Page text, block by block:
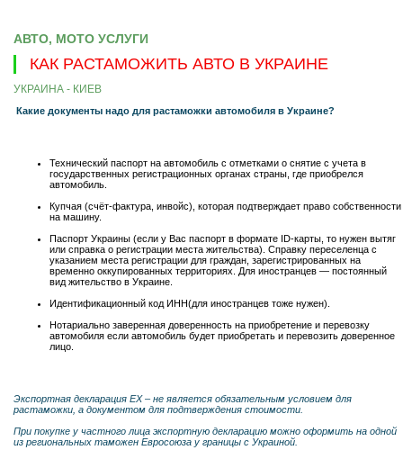
АВТО, МОТО УСЛУГИ
КАК РАСТАМОЖИТЬ АВТО В УКРАИНЕ
УКРАИНА - КИЕВ
Какие документы надо для растаможки автомобиля в Украине?
Технический паспорт на автомобиль с отметками о снятие с учета в
государственных регистрационных органах страны, где приобрелся
автомобиль.
Купчая (счёт-фактура, инвойс), которая подтверждает право собственности
на машину.
Паспорт Украины (если у Вас паспорт в формате ID-карты, то нужен вытяг
или справка о регистрации места жительства). Справку переселенца с
указанием места регистрации для граждан, зарегистрированных на
временно оккупированных территориях. Для иностранцев — постоянный
вид жительство в Украине.
Идентификационный код ИНН(для иностранцев тоже нужен).
Нотариально заверенная доверенность на приобретение и перевозку
автомобиля если автомобиль будет приобретать и перевозить доверенное
лицо.
Экспортная декларация EX – не является обязательным условием для
растаможки, а документом для подтверждения стоимости.
При покупке у частного лица экспортную декларацию можно оформить на одной
из региональных таможен Евросоюза у границы с Украиной.